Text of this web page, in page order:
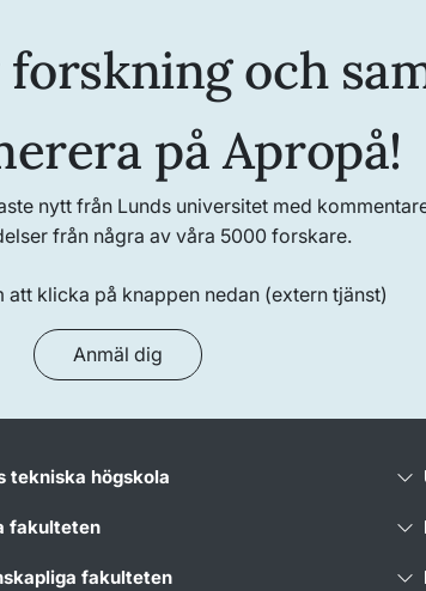
och
på Apropå!
nytt från Lunds universitet med
från några av våra 5000 forskare.
att klicka på knappen nedan (extern tjänst)
Anmäl dig
tekniska högskola
fakulteten
fakulteten